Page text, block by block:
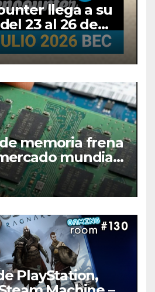
llega a su
23 al 26 de
memoria frena
mundial
PlayStation,